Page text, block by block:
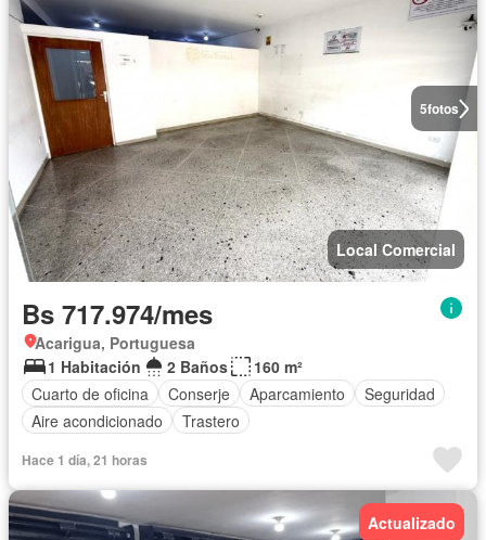
5fotos
Local Comercial
Bs 717.974/mes
Acarigua, Portuguesa
1 Habitación
2 Baños
160 m²
Cuarto de oficina
Conserje Aparcamiento
Seguridad
Aire acondicionado
Trastero
Hace 1 día, 21 horas
Actualizado